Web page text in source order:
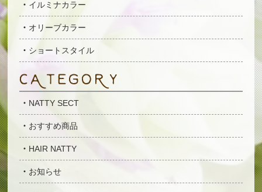
イルミナカラー
オリーブカラー
ショートスタイル
NATTY SECT
おすすめ商品
HAIR NATTY
お知らせ